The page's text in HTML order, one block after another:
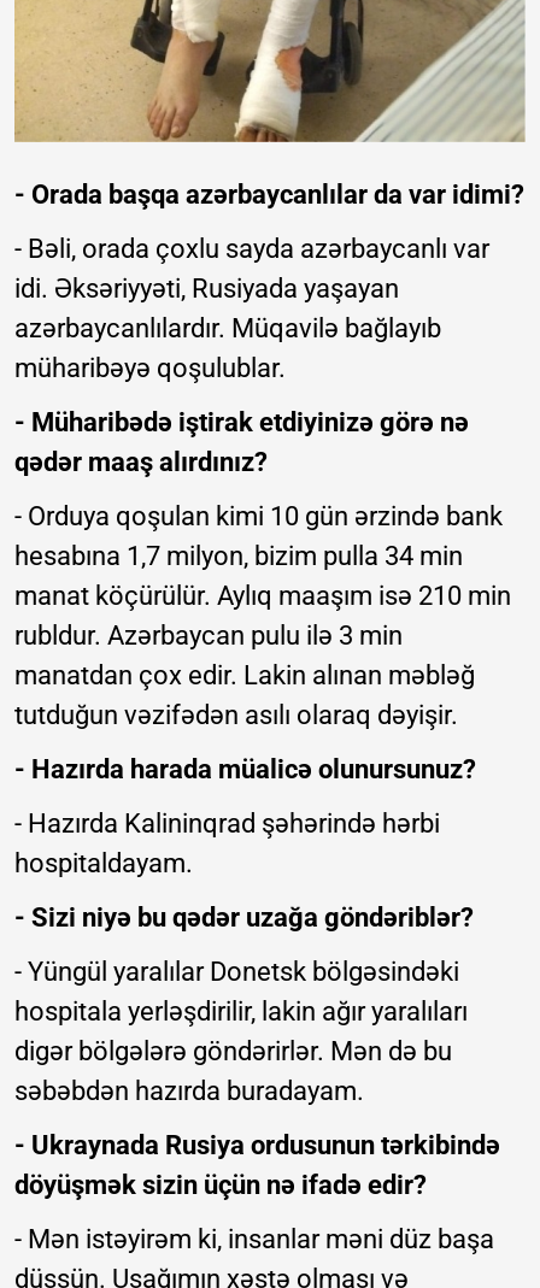
- Orada başqa azərbaycanlılar da var idimi?
- Bəli, orada çoxlu sayda azərbaycanlı var
idi. Əksəriyyəti, Rusiyada yaşayan
azərbaycanlılardır. Müqavilə bağlayıb
müharibəyə qoşulublar.
- Müharibədə iştirak etdiyinizə görə nə
qədər maaş alırdınız?
- Orduya qoşulan kimi 10 gün ərzində bank
hesabına 1,7 milyon, bizim pulla 34 min
manat köçürülür. Aylıq maaşım isə 210 min
rubldur. Azərbaycan pulu ilə 3 min
manatdan çox edir. Lakin alınan məbləğ
tutduğun vəzifədən asılı olaraq dəyişir.
- Hazırda harada müalicə olunursunuz?
- Hazırda Kalininqrad şəhərində hərbi
hospitaldayam.
- Sizi niyə bu qədər uzağa göndəriblər?
- Yüngül yaralılar Donetsk bölgəsindəki
hospitala yerləşdirilir, lakin ağır yaralıları
digər bölgələrə göndərirlər. Mən də bu
səbəbdən hazırda buradayam.
- Ukraynada Rusiya ordusunun tərkibində
döyüşmək sizin üçün nə ifadə edir?
- Mən istəyirəm ki, insanlar məni düz başa
düşsün. Uşağımın xəstə olması və